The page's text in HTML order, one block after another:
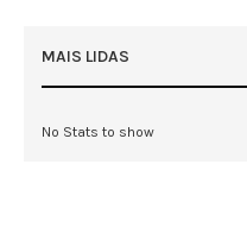
MAIS LIDAS
No Stats to show